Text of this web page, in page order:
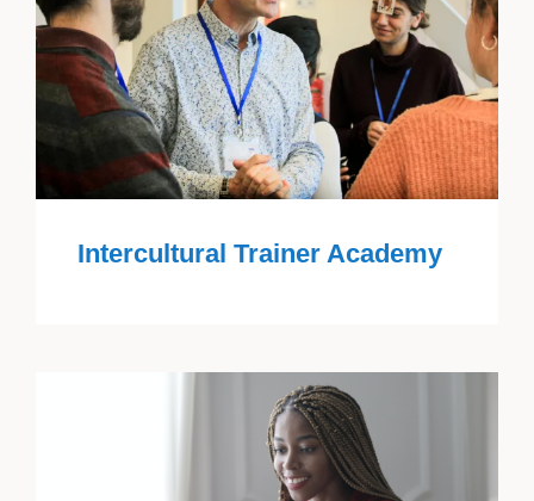
Intercultural Trainer Academy